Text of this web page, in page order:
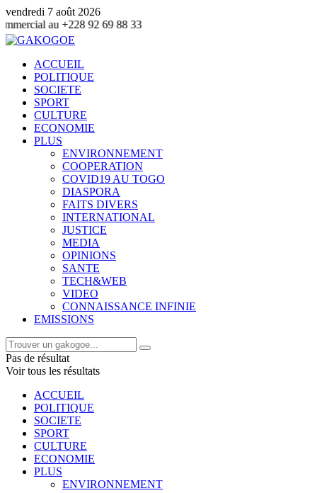
vendredi 7 août 2026
92 69 88 33
ACCUEIL
POLITIQUE
SOCIETE
SPORT
CULTURE
ECONOMIE
PLUS
ENVIRONNEMENT
COOPERATION
COVID19 AU TOGO
DIASPORA
FAITS DIVERS
INTERNATIONAL
JUSTICE
MEDIA
OPINIONS
SANTE
TECH&WEB
VIDEO
CONNAISSANCE INFINIE
EMISSIONS
Pas de résultat
Voir tous les résultats
ACCUEIL
POLITIQUE
SOCIETE
SPORT
CULTURE
ECONOMIE
PLUS
ENVIRONNEMENT